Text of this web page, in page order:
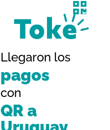
Llegaron los
pagos
con
QR a
Pagar con QR es
más rápido,
práctico y
Sacar la billetera